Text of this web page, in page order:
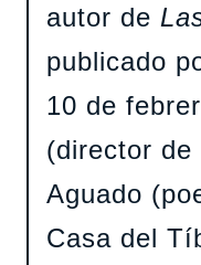
autor de
publicado
10 de
(director de
Aguado
Casa del